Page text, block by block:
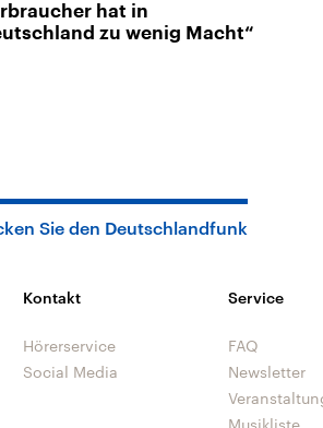
hat in
zu wenig Macht“
Sie den Deutschlandfunk
Kontakt
Hörerservice
Social Media
Service
FAQ
Newsletter
Musikliste